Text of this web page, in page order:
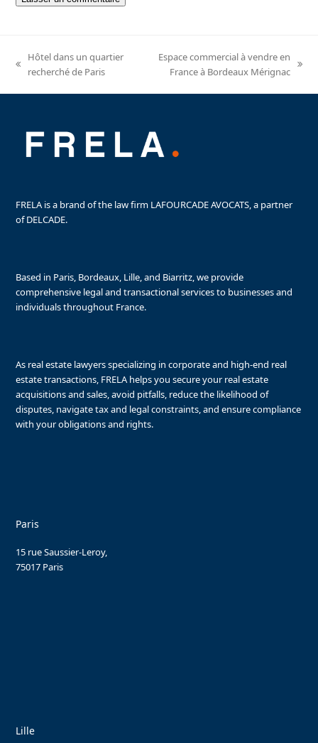
previous
Hôtel dans un quartier
recherché de Paris
Espace commercial à vendre en
France à Bordeaux Mérignac
FRELA is a brand of the law firm LAFOURCADE AVOCATS, a partner
of DELCADE.
Based in Paris, Bordeaux, Lille, and Biarritz, we provide
comprehensive legal and transactional services to businesses and
individuals throughout France.
As real estate lawyers specializing in corporate and high-end real
estate transactions, FRELA helps you secure your real estate
acquisitions and sales, avoid pitfalls, reduce the likelihood of
disputes, navigate tax and legal constraints, and ensure compliance
with your obligations and rights.
Paris
15 rue Saussier-Leroy,
75017 Paris
Lille